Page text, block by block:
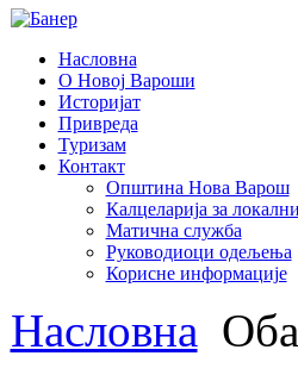
Насловна
О Новој Вароши
Историјат
Привреда
Туризам
Контакт
Општина Нова Варош
Калцеларија за
Матична служба
Руководиоци одељења
Корисне информације
Насловна